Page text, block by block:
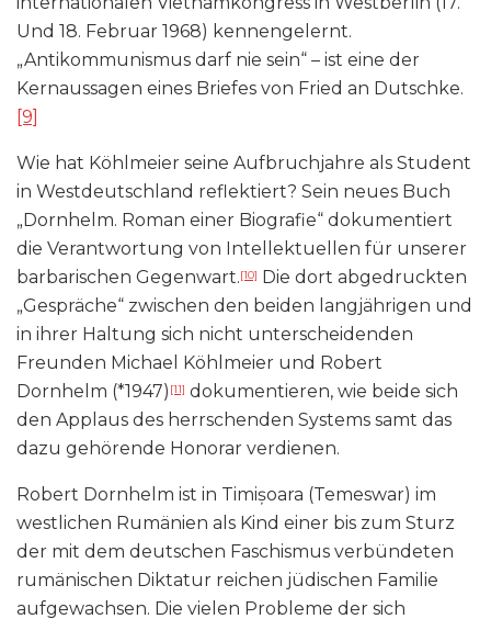
Und 18. Februar 1968) kennengelernt.
„Antikommunismus darf nie sein“ – ist eine der
Kernaussagen eines Briefes von Fried an Dutschke.
[9]
Wie hat Köhlmeier seine Aufbruchjahre als Student
in Westdeutschland reflektiert? Sein neues Buch
„Dornhelm. Roman einer Biografie“ dokumentiert
die Verantwortung von Intellektuellen für unserer
barbarischen Gegenwart.[10]
Die dort abgedruckten
„Gespräche“ zwischen den beiden langjährigen und
in ihrer Haltung sich nicht unterscheidenden
Freunden Michael Köhlmeier und Robert
Dornhelm (*1947) [11] dokumentieren, wie beide sich
den Applaus des herrschenden Systems samt das
dazu gehörende Honorar verdienen.
Robert Dornhelm ist in Timișoara (Temeswar) im
westlichen Rumänien als Kind einer bis zum Sturz
der mit dem deutschen Faschismus verbündeten
rumänischen Diktatur reichen jüdischen Familie
aufgewachsen. Die vielen Probleme der sich